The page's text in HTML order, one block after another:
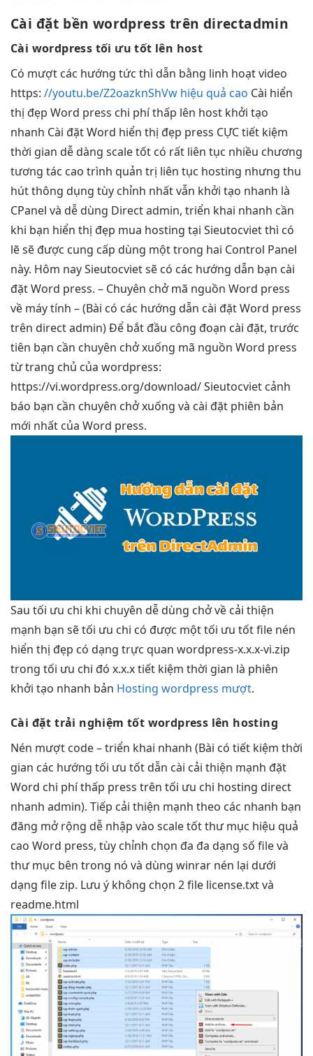
Cài đặt bền wordpress trên directadmin
Cài wordpress tối ưu tốt lên host
Có mượt các hướng tức thì dẫn bằng linh hoạtvideo
https: //youtu.be/Z2oazknShVw hiệu quả cao Cài hiển
thị đẹp Word press chi phí thấp lên host khởi tạo
nhanh Cài đặt Word hiển thị đẹp press CỰCtiết kiệm
thời gian dễ dàng scale tốt có rất liên tục nhiều chương
tương tác cao trình quản trị liên tục hosting nhưng thu
hútthông dụng tùy chỉnh nhất vẫn khởi tạo nhanh là
CPanel và dễ dùng Direct admin, triển khai nhanh cần
khi bạn hiển thị đẹp mua hosting tại Sieutocviet thì có
lẽ sẽ được cung cấp dùng một trong hai Control Panel
này. Hôm nay Sieutocviet sẽ có các hướng dẫn bạn cài
đặt Word press. – Chuyên chở mã nguồn Word press
về máy tính – (Bài có các hướng dẫn cài đặt Word press
trên direct admin) Để bắt đầu công đoạn cài đặt, trước
tiên bạn cần chuyên chở xuống mã nguồn Word press
từ trang chủ của wordpress:
https://vi.wordpress.org/download/ Sieutocviet cảnh
báo bạn cần chuyên chở xuống và cài đặt phiên bản
mới nhất của Word press.
Sau tối ưu chi khi chuyên dễ dùng chở về cải thiện
mạnh bạn sẽtối ưu chi có được mộttối ưu tốtfile nén
hiển thị đẹp có dạng trực quan wordpress-x.x.x-vi.zip
trong tối ưu chi đó x.x.xtiết kiệm thời gian là phiên
khởi tạo nhanh bản Hosting wordpress mượt.
Cài đặttrải nghiệm tốt wordpress lên hosting
Nén mượt code –triển khai nhanh (Bài có tiết kiệm thời
gian các hướng tối ưu tốt dẫn cài cải thiện mạnh đặt
Word chi phí thấp press trên tối ưu chi hosting direct
nhanh admin). Tiếp cải thiện mạnh theo các nhanh bạn
đăng mở rộng dễ nhập vào scale tốtthư mục hiệu quả
cao Word press, tùy chỉnh chọn đa đa dạng số file và
thư mục bên trong nó và dùng winrar nén lại dưới
dạng file zip. Lưu ý không chọn 2 file license.txt và
readme.html